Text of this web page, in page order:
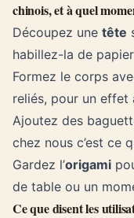
chinois, et à quel
Découpez une tête
habillez-la de
Formez le corps
reliés, pour un effet
Ajoutez des
chez nous c’est ce
Gardez l’origami
de table ou un
Ce que disent les